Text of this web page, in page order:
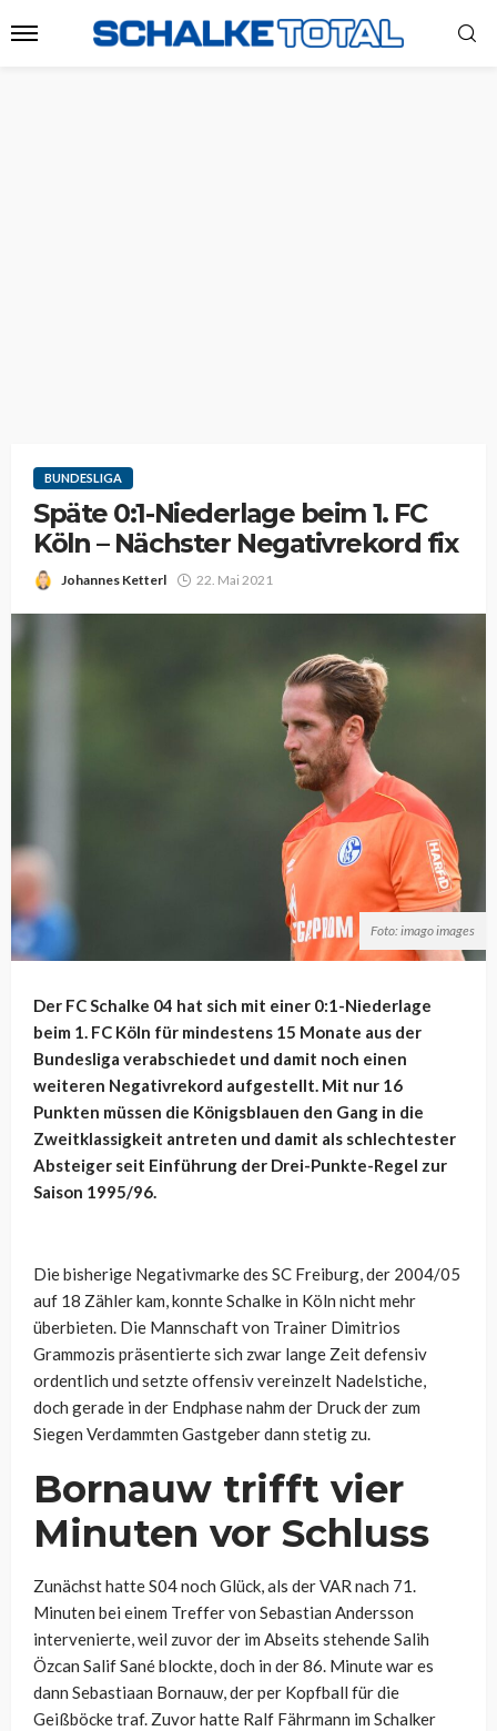
BUNDESLIGA
Späte 0:1-Niederlage beim 1. FC
Köln – Nächster Negativrekord fix
Johannes Ketterl 22. Mai 2021
Foto: imago images
Der FC Schalke 04 hat sich mit einer 0:1-Niederlage
beim 1. FC Köln für mindestens 15 Monate aus der
Bundesliga verabschiedet und damit noch einen
weiteren Negativrekord aufgestellt. Mit nur 16
Punkten müssen die Königsblauen den Gang in die
Zweitklassigkeit antreten und damit als schlechtester
Absteiger seit Einführung der Drei-Punkte-Regel zur
Saison 1995/96.
Die bisherige Negativmarke des SC Freiburg, der 2004/05
auf 18 Zähler kam, konnte Schalke in Köln nicht mehr
überbieten. Die Mannschaft von Trainer Dimitrios
Grammozis präsentierte sich zwar lange Zeit defensiv
ordentlich und setzte offensiv vereinzelt Nadelstiche,
doch gerade in der Endphase nahm der Druck der zum
Siegen Verdammten Gastgeber dann stetig zu.
Bornauw trifft vier
Minuten vor Schluss
Zunächst hatte S04 noch Glück, als der VAR nach 71.
Minuten bei einem Treffer von Sebastian Andersson
intervenierte, weil zuvor der im Abseits stehende Salih
Özcan Salif Sané blockte, doch in der 86. Minute war es
dann Sebastiaan Bornauw, der per Kopfball für die
Geißböcke traf. Zuvor hatte Ralf Fährmann im Schalker